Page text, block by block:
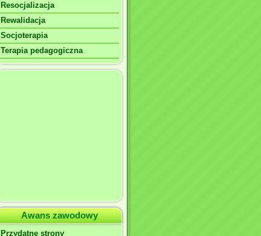
Resocjalizacja
Rewalidacja
Socjoterapia
Terapia pedagogiczna
Awans zawodowy
Przydatne strony